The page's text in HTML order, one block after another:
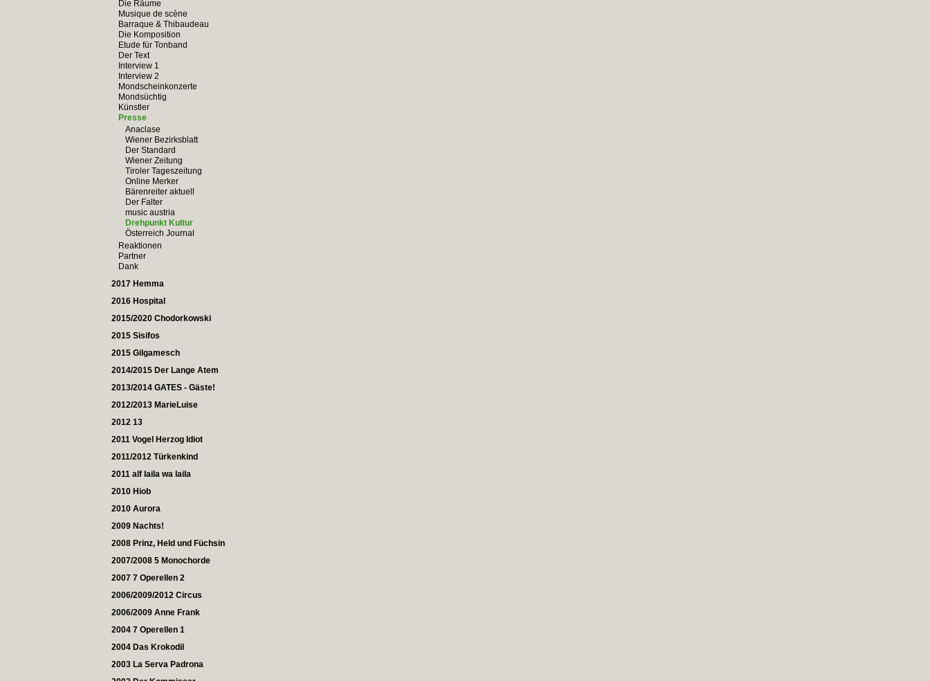
Die Räume
Musique de scène
Barraque & Thibaudeau
Die Komposition
Etude für Tonband
Der Text
Interview 1
Interview 2
Mondscheinkonzerte
Mondsüchtig
Künstler
Presse
Anaclase
Wiener Bezirksblatt
Der Standard
Wiener Zeitung
Tiroler Tageszeitung
Online Merker
Bärenreiter aktuell
Der Falter
music austria
Drehpunkt Kultur
Österreich Journal
Reaktionen
Partner
Dank
2017 Hemma
2016 Hospital
2015/2020 Chodorkowski
2015 Sisifos
2015 Gilgamesch
2014/2015 Der Lange Atem
2013/2014 GATES - Gäste!
2012/2013 MarieLuise
2012 13
2011 Vogel Herzog Idiot
2011/2012 Türkenkind
2011 alf laila wa laila
2010 Hiob
2010 Aurora
2009 Nachts!
2008 Prinz, Held und Füchsin
2007/2008 5 Monochorde
2007 7 Operellen 2
2006/2009/2012 Circus
2006/2009 Anne Frank
2004 7 Operellen 1
2004 Das Krokodil
2003 La Serva Padrona